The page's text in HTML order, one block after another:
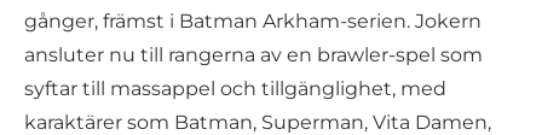
gånger, främst i Batman Arkham-serien. Jokern
ansluter nu till rangerna av en brawler-spel som
syftar till massappel och tillgänglighet, med
karaktärer som Batman, Superman, Vita Damen,